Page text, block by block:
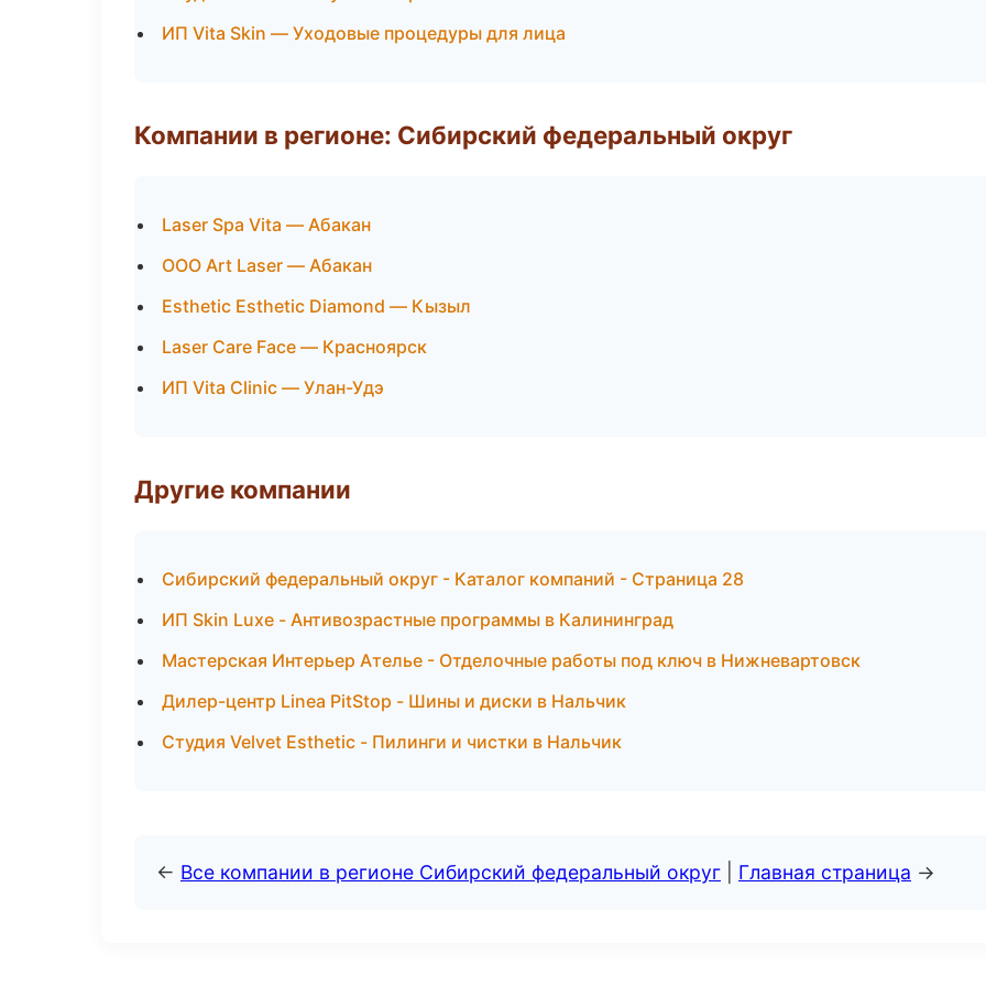
ИП Vita Skin — Уходовые процедуры для лица
Компании в регионе: Сибирский федеральный округ
Laser Spa Vita — Абакан
ООО Art Laser — Абакан
Esthetic Esthetic Diamond — Кызыл
Laser Care Face — Красноярск
ИП Vita Clinic — Улан-Удэ
Другие компании
Сибирский федеральный округ - Каталог компаний - Страница 28
ИП Skin Luxe - Антивозрастные программы в Калининград
Мастерская Интерьер Ателье - Отделочные работы под ключ в Нижневартовск
Дилер-центр Linea PitStop - Шины и диски в Нальчик
Студия Velvet Esthetic - Пилинги и чистки в Нальчик
← Все компании в регионе Сибирский федеральный округ Главная страница →